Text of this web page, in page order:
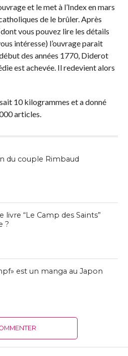
et le met à l’Index en mars
de le brûler. Après
vous pouvez lire les détails
intéresse) l’ouvrage parait
des années 1770, Diderot
est achevée. Il redevient alors
10 kilogrammes et a donné
articles.
du couple Rimbaud
livre “Le Camp des Saints”
?
est un manga au Japon